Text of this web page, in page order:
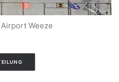
Weeze